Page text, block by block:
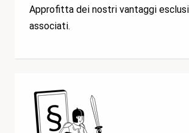
Approfitta dei nostri vantaggi
associati.